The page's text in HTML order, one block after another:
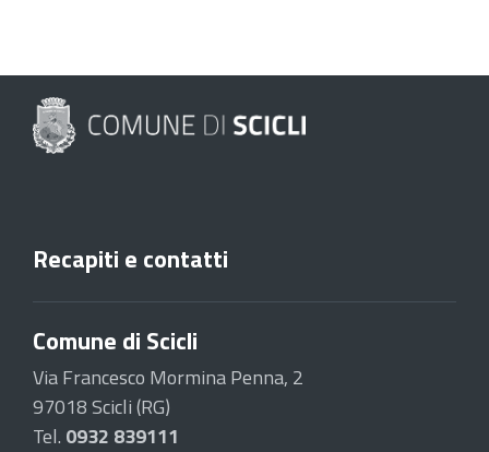
Recapiti e contatti
Comune di Scicli
Via Francesco Mormina Penna, 2
97018 Scicli (RG)
Tel. 0932 839111